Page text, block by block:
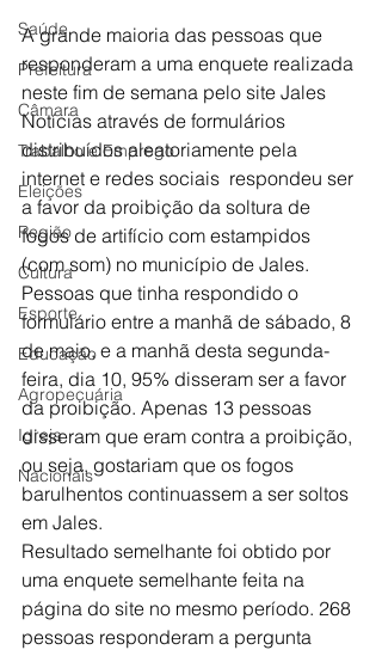
Saúde
Prefeitura
Câmara
Trabalho e Emprego
Eleições
Região
Cultura
Esporte
Educação
Agropecuária
Igreja
Nacionais
A grande maioria das pessoas que
responderam a uma enquete realizada
neste fim de semana pelo site Jales
Notícias através de formulários
distribuídos aleatoriamente pela
internet e redes sociais  respondeu ser
a favor da proibição da soltura de
fogos de artifício com estampidos
(com som) no município de Jales.
Pessoas que tinha respondido o
formulário entre a manhã de sábado, 8
de maio, e a manhã desta segunda-
feira, dia 10, 95% disseram ser a favor
da proibição. Apenas 13 pessoas
disseram que eram contra a proibição,
ou seja, gostariam que os fogos
barulhentos continuassem a ser soltos
em Jales.
Resultado semelhante foi obtido por
uma enquete semelhante feita na
página do site no mesmo período. 268
pessoas responderam a pergunta